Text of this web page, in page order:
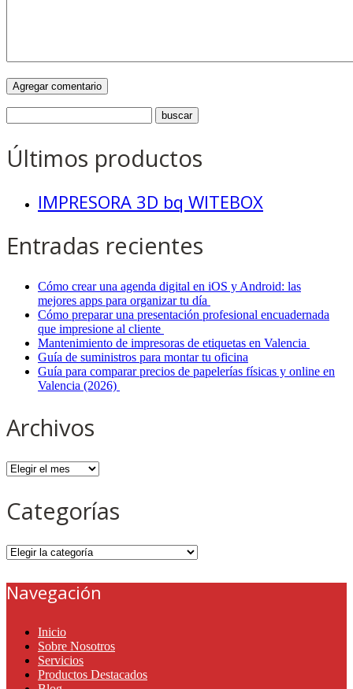
Últimos productos
IMPRESORA 3D bq WITEBOX
Entradas recientes
Cómo crear una agenda digital en iOS y Android: las
mejores apps para organizar tu día
Cómo preparar una presentación profesional encuadernada
que impresione al cliente
Mantenimiento de impresoras de etiquetas en Valencia
Guía de suministros para montar tu oficina
Guía para comparar precios de papelerías físicas y online en
Valencia (2026)
Archivos
Archivos
Categorías
Categorías
Navegación
Inicio
Sobre Nosotros
Servicios
Productos Destacados